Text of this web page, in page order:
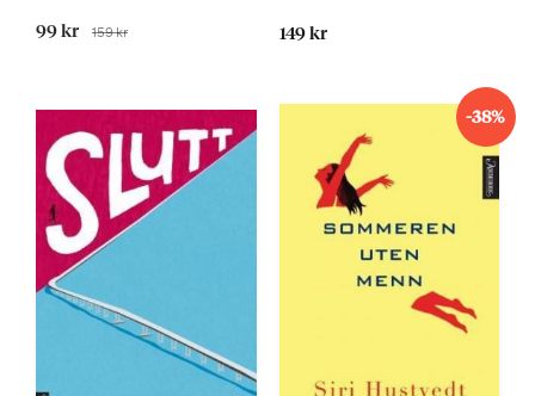
Tilbudspris
99 kr Før
159 kr 149 kr
-38%